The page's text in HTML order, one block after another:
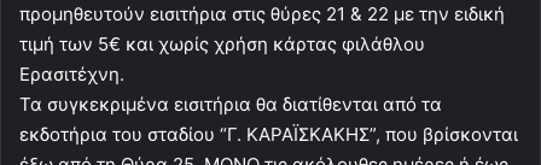
προμηθευτούν εισιτήρια στις θύρες 21 & 22 με την ειδική
τιμή των 5€ και χωρίς χρήση κάρτας φιλάθλου
Ερασιτέχνη.
Τα συγκεκριμένα εισιτήρια θα διατίθενται από τα
εκδοτήρια του σταδίου “Γ. ΚΑΡΑΪΣΚΑΚΗΣ”, που βρίσκονται